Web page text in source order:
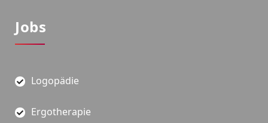
Jobs
Logopädie
Ergotherapie